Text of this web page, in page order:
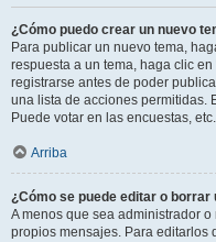
¿Cómo puedo crear un nuevo
Para publicar un nuevo tema,
respuesta a un tema, haga clic
registrarse antes de poder
una lista de acciones permitidas.
Puede votar en las encuestas, etc.
Arriba
¿Cómo se puede editar o borrar
A menos que sea administrador
propios mensajes. Para editarlos